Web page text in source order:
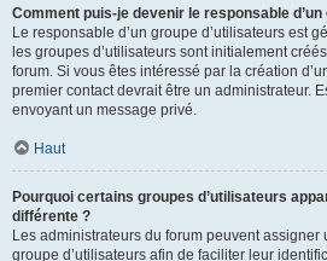
Comment puis-je devenir le responsable
Le responsable d’un groupe d’utilisateurs est
les groupes d’utilisateurs sont initialement
forum. Si vous êtes intéressé par la création
premier contact devrait être un administrateur.
envoyant un message privé.
Haut
Pourquoi certains groupes d’utilisateurs
différente ?
Les administrateurs du forum peuvent assigner
groupe d’utilisateurs afin de faciliter leur